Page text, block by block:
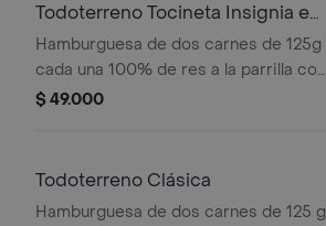
Todoterreno Tocineta Insignia en
combo
Hamburguesa de dos carnes de 125g
cada una 100% de res a la parrilla con
salsa BBQ, tocineta, queso
tomate y mostaza en pan papa +
$ 49.000
Todoterreno Clásica
Hamburguesa de dos carnes de 125 g